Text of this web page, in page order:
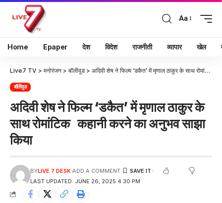
Aa
Home Epaper देश विदेश राजनीती व्यापार खेल
Live7 TV > मनोरंजन > बॉलीवुड> अदिवी शेष ने फिल्म ‘डकैत’ में मृणाल ठाकुर के साथ रोमांटिक कहानी करने का अनुभव साझा किया
बॉलीवुड
अदिवी शेष ने फिल्म ‘डकैत’ में मृणाल ठाकुर के
साथ रोमांटिक कहानी करने का अनुभव साझा
किया
LAST UPDATED: JUNE 26, 2025 4:30 PM
BYLIVE 7 DESK ADD A COMMENT